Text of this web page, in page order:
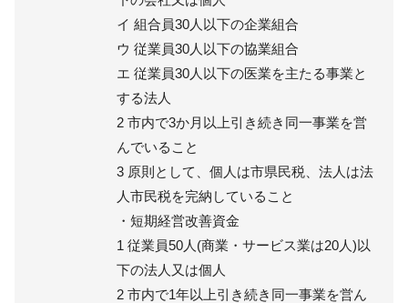
イ 組合員30人以下の企業組合
ウ 従業員30人以下の協業組合
エ 従業員30人以下の医業を主たる事業と
する法人
2 市内で3か月以上引き続き同一事業を営
んでいること
3 原則として、個人は市県民税、法人は法
人市民税を完納していること
・短期経営改善資金
1 従業員50人(商業・サービス業は20人)以
下の法人又は個人
2 市内で1年以上引き続き同一事業を営ん